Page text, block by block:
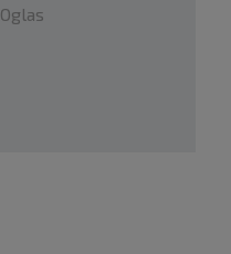
Oglas